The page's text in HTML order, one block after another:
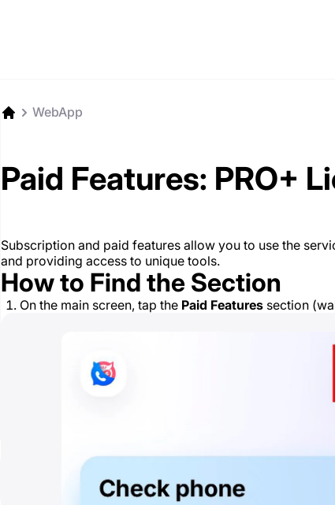
WebApp
Paid Features: PRO+
Subscription and paid features allow you to use the
and providing access to unique tools.
How to Find the Section
On the main screen, tap the Paid Features section